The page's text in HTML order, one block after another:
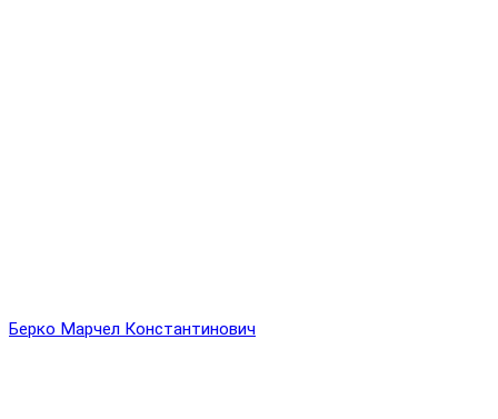
Берко Марчел Константинович